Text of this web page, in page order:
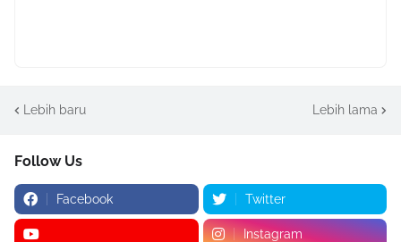
Lebih baru Lebih lama
Follow Us
Facebook Twitter
Instagram